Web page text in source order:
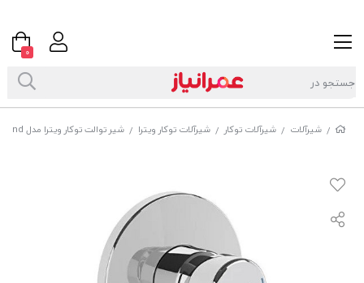
/ شیرآلات / شیرآلات توکار / شیرآلات توکار ویترا / شیر توالت توکار ویترا مدل Root Round کدA42728
0